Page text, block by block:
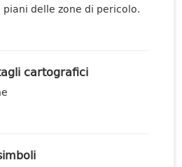
delle zone di pericolo.
cartografici